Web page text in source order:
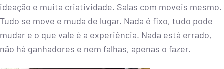
ideação e muita criatividade. Salas com moveis mesmo.
Tudo se move e muda de lugar. Nada é fixo, tudo pode
mudar e o que vale é a experiência. Nada está errado,
não há ganhadores e nem falhas, apenas o fazer.